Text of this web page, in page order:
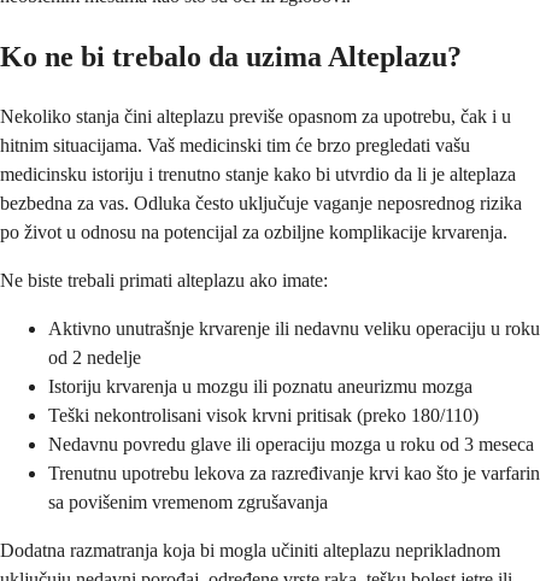
Ko ne bi trebalo da uzima Alteplazu?
Nekoliko stanja čini alteplazu previše opasnom za upotrebu, čak i u
hitnim situacijama. Vaš medicinski tim će brzo pregledati vašu
medicinsku istoriju i trenutno stanje kako bi utvrdio da li je alteplaza
bezbedna za vas. Odluka često uključuje vaganje neposrednog rizika
po život u odnosu na potencijal za ozbiljne komplikacije krvarenja.
Ne biste trebali primati alteplazu ako imate:
Aktivno unutrašnje krvarenje ili nedavnu veliku operaciju u roku
od 2 nedelje
Istoriju krvarenja u mozgu ili poznatu aneurizmu mozga
Teški nekontrolisani visok krvni pritisak (preko 180/110)
Nedavnu povredu glave ili operaciju mozga u roku od 3 meseca
Trenutnu upotrebu lekova za razređivanje krvi kao što je varfarin
sa povišenim vremenom zgrušavanja
Dodatna razmatranja koja bi mogla učiniti alteplazu neprikladnom